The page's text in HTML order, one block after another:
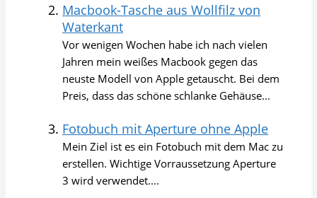
Macbook-Tasche aus Wollfilz von
Waterkant
Vor wenigen Wochen habe ich nach vielen
Jahren mein weißes Macbook gegen das
neuste Modell von Apple getauscht. Bei dem
Preis, dass das schöne schlanke Gehäuse...
Fotobuch mit Aperture ohne Apple
Mein Ziel ist es ein Fotobuch mit dem Mac zu
erstellen. Wichtige Vorraussetzung Aperture
3 wird verwendet....